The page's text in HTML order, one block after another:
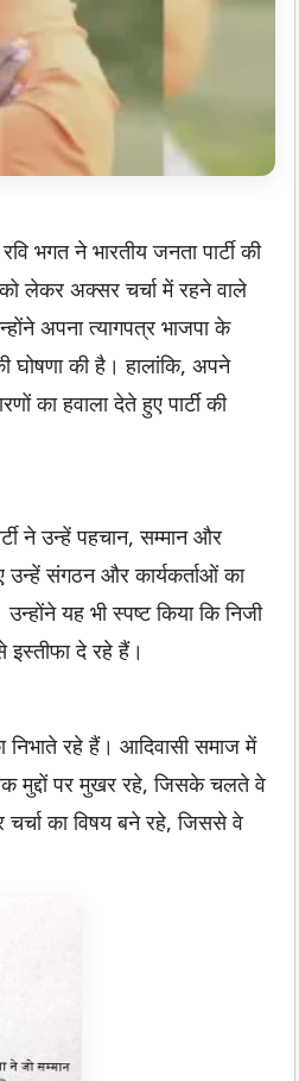
भगत ने भारतीय जनता पार्टी की
लेकर अक्सर चर्चा में रहने वाले
अपना त्यागपत्र भाजपा के
घोषणा की है। हालांकि, अपने
का हवाला देते हुए पार्टी की
ने उन्हें पहचान, सम्मान और
संगठन और कार्यकर्ताओं का
यह भी स्पष्ट किया कि निजी
इस्तीफा दे रहे हैं।
रहे हैं। आदिवासी समाज में
मुद्दों पर मुखर रहे, जिसके चलते वे
का विषय बने रहे, जिससे वे